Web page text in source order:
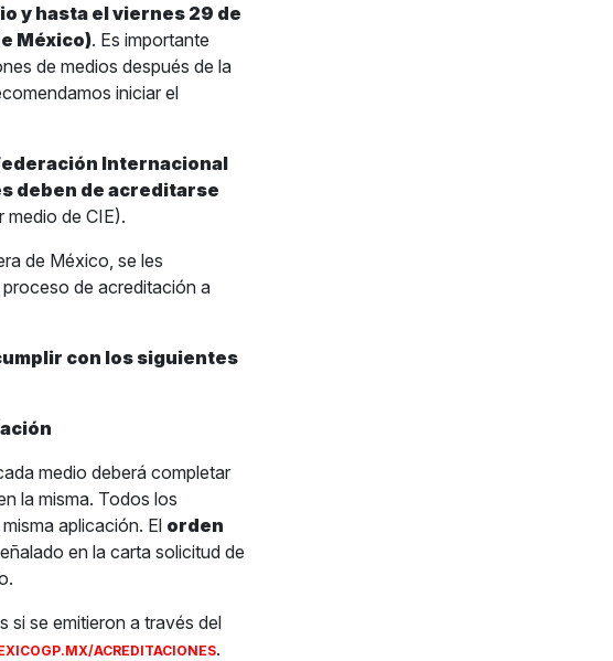
y hasta el viernes 29 de
México). Es importante
de medios después de la
iniciar el
Internacional
deben de acreditarse
medio de CIE).
de México, se les
de acreditación a
con los siguientes
medio deberá completar
la misma. Todos los
aplicación. El orden
en la carta solicitud de
si se emitieron a través del
ACREDITACIONES.